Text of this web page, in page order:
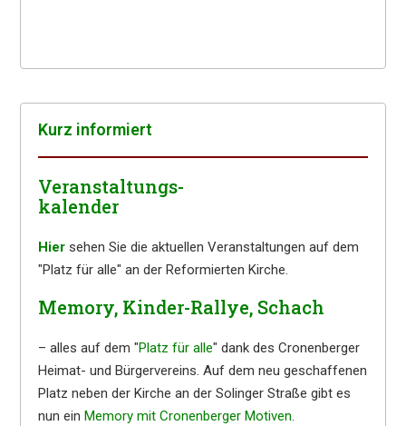
Kurz infor­miert
Veranstaltungs-
kalender
Hier sehen Sie die aktuellen Veranstaltungen auf dem
"Platz für alle" an der Reformierten Kirche.
Memory, Kinder-Rallye, Schach
– alles auf dem "Platz für alle" dank des Cronenberger
Heimat- und Bürgervereins. Auf dem neu geschaffenen
Platz neben der Kirche an der Solinger Straße gibt es
nun ein Memory mit Cronenberger Motiven.